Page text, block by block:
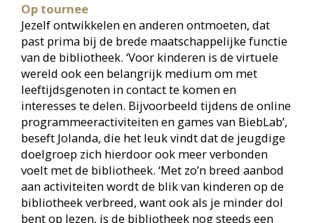
waarmee zijn ouders slingers hebben gemaakt.
De taart had zelfs een BiebLab-logo. En wij
hebben natuurlijk Fabian een BiebLab-pakket als
cadeau gestuurd.’
Complimenten
Jolanda en Jeroen hebben sowieso respect voor de
betrokkenheid van veel ouders.
Jolanda: ‘Het is bijzonder om te zien hoeveel
vaders en moeders bereid zijn tijd vrij te maken
om hun kinderen naar een bijeenkomst in een van
de bibliotheken te brengen, zoals laatst de finale
van een Minecraft-kampioenschap in Hoogezand
waarbij kinderen hun eigen huis virtueel moesten
nabouwen. Voor ons is dit ook het bewijs dat onze
aanpak in de smaak valt. Ook Biblionet Groningen